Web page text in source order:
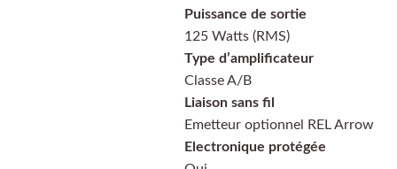
Puissance de sortie
125 Watts (RMS)
Type d’amplificateur
Classe A/B
Liaison sans fil
Emetteur optionnel REL Arrow
Electronique protégée